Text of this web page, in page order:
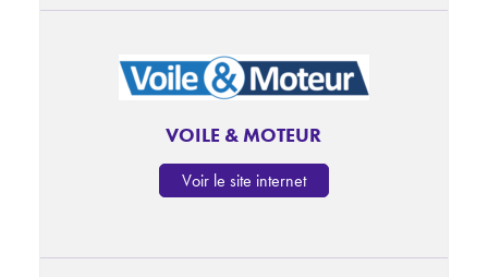
VOILE & MOTEUR
Voir le site internet